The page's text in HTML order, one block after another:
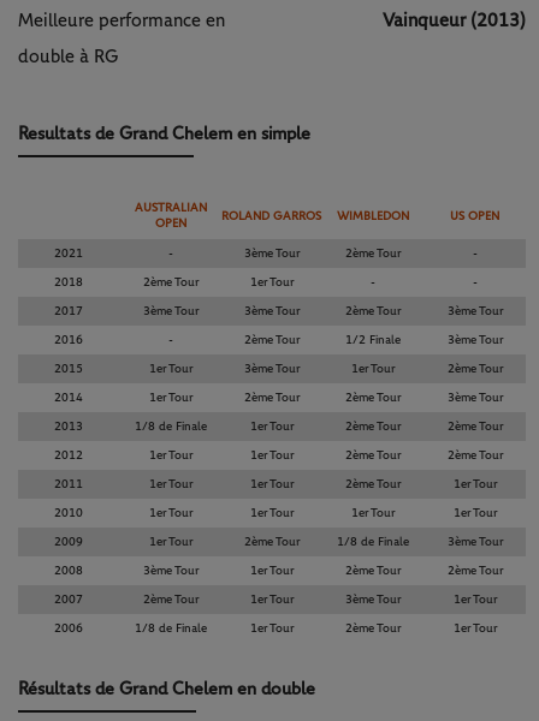
Meilleure performance en
double à RG
Vainqueur (2013)
Resultats de Grand Chelem en simple
AUSTRALIAN
OPEN
ROLAND GARROS WIMBLEDON US OPEN
2021 - 3ème Tour 2ème Tour -
2018 2ème Tour 1er Tour - -
2017 3ème Tour 3ème Tour 2ème Tour 3ème Tour
2016 - 2ème Tour 1/2 Finale 3ème Tour
2015 1er Tour 3ème Tour 1er Tour 2ème Tour
2014 1er Tour 2ème Tour 2ème Tour 3ème Tour
2013 1/8 de Finale 1er Tour 2ème Tour 2ème Tour
2012 1er Tour 1er Tour 2ème Tour 2ème Tour
2011 1er Tour 1er Tour 2ème Tour 1er Tour
2010 1er Tour 1er Tour 1er Tour 1er Tour
2009 1er Tour 2ème Tour 1/8 de Finale 3ème Tour
2008 3ème Tour 1er Tour 2ème Tour 2ème Tour
2007 2ème Tour 1er Tour 3ème Tour 1er Tour
2006 1/8 de Finale 1er Tour 2ème Tour 1er Tour
Résultats de Grand Chelem en double